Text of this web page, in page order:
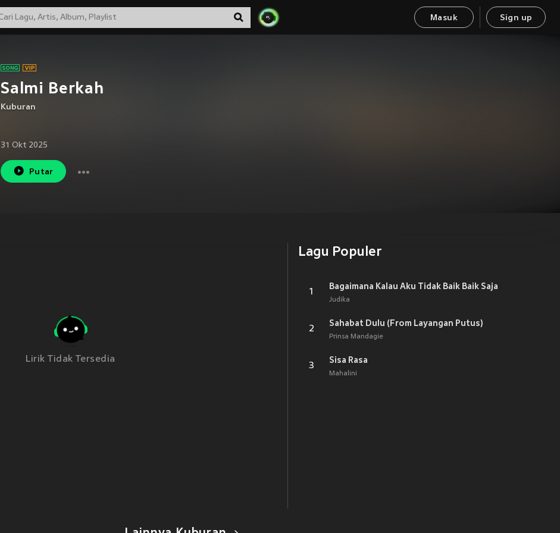
Masuk Sign up
Salmi Berkah
Kuburan
31 Okt 2025
Putar
Lirik Tidak Tersedia
Lagu Populer
1
Bagaimana Kalau Aku Tidak Baik Baik Saja
Judika
2
Sahabat Dulu (From Layangan Putus)
Prinsa Mandagie
3
Sisa Rasa
Mahalini